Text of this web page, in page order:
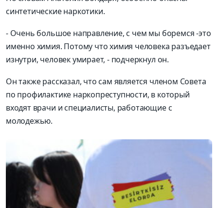
синтетические наркотики.
- Очень большое направление, с чем мы боремся-это
именно химия. Потому что химия человека разъедает
изнутри, человек умирает,- подчеркнул он.
Он также рассказал, что сам является членом Совета
по профилактике наркопреступности, в который
входят врачи и специалисты, работающие с
молодежью.